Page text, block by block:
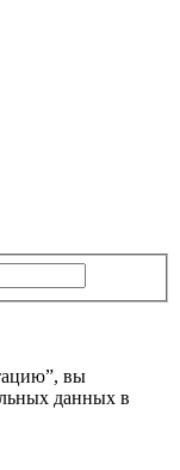
вы
данных в